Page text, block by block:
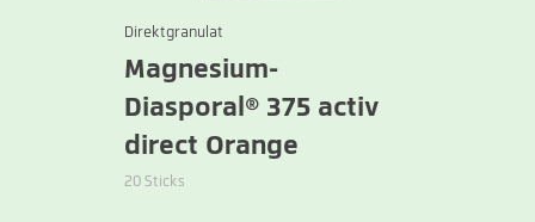
Direktgranulat
Magnesium-
Diasporal® 375 activ
direct Orange
20 Sticks